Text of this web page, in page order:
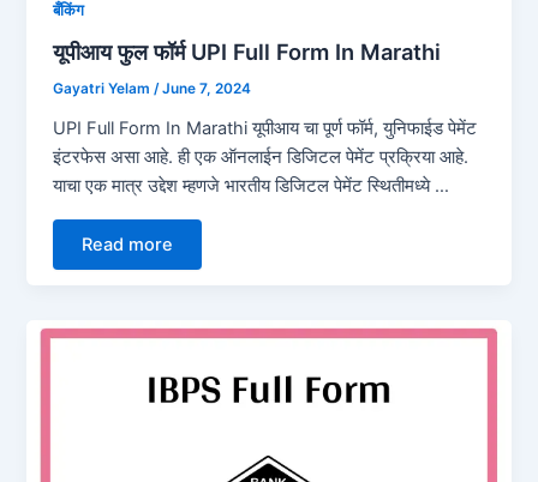
बँकिंग
यूपीआय फुल फॉर्म UPI Full Form In Marathi
Gayatri Yelam /June 7, 2024
UPI Full Form In Marathi यूपीआय चा पूर्ण फॉर्म, युनिफाईड पेमेंट
इंटरफेस असा आहे. ही एक ऑनलाईन डिजिटल पेमेंट प्रक्रिया आहे.
याचा एक मात्र उद्देश म्हणजे भारतीय डिजिटल पेमेंट स्थितीमध्ये …
Read more